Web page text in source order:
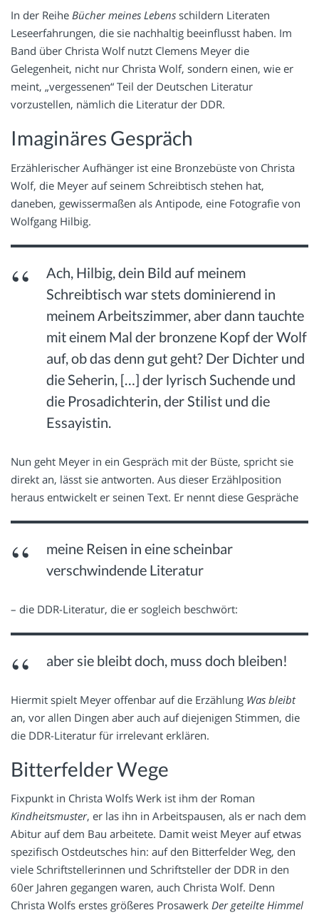
In der Reihe Bücher meines Lebens schildern Literaten
Leseerfahrungen, die sie nachhaltig beeinflusst haben. Im
Band über Christa Wolf nutzt Clemens Meyer die
Gelegenheit, nicht nur Christa Wolf, sondern einen, wie er
meint, „vergessenen“ Teil der Deutschen Literatur
vorzustellen, nämlich die Literatur der DDR.
Imaginäres Gespräch
Erzählerischer Aufhänger ist eine Bronzebüste von Christa
Wolf, die Meyer auf seinem Schreibtisch stehen hat,
daneben, gewissermaßen als Antipode, eine Fotografie von
Wolfgang Hilbig.
Ach, Hilbig, dein Bild auf meinem
Schreibtisch war stets dominierend in
meinem Arbeitszimmer, aber dann tauchte
mit einem Mal der bronzene Kopf der Wolf
auf, ob das denn gut geht? Der Dichter und
die Seherin, […] der lyrisch Suchende und
die Prosadichterin, der Stilist und die
Essayistin.
Nun geht Meyer in ein Gespräch mit der Büste, spricht sie
direkt an, lässt sie antworten. Aus dieser Erzählposition
heraus entwickelt er seinen Text. Er nennt diese Gespräche
meine Reisen in eine scheinbar
verschwindende Literatur
– die DDR-Literatur, die er sogleich beschwört:
aber sie bleibt doch, muss doch bleiben!
Hiermit spielt Meyer offenbar auf die Erzählung Was bleibt
an, vor allen Dingen aber auch auf diejenigen Stimmen, die
die DDR-Literatur für irrelevant erklären.
Bitterfelder Wege
Fixpunkt in Christa Wolfs Werk ist ihm der Roman
Kindheitsmuster, er las ihn in Arbeitspausen, als er nach dem
Abitur auf dem Bau arbeitete. Damit weist Meyer auf etwas
spezifisch Ostdeutsches hin: auf den Bitterfelder Weg, den
viele Schriftstellerinnen und Schriftsteller der DDR in den
60er Jahren gegangen waren, auch Christa Wolf. Denn
Christa Wolfs erstes größeres Prosawerk Der geteilte Himmel